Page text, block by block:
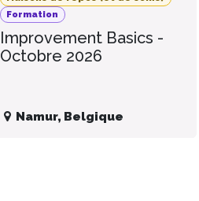
Formation
Improvement Basics -
Octobre 2026
Namur, Belgique